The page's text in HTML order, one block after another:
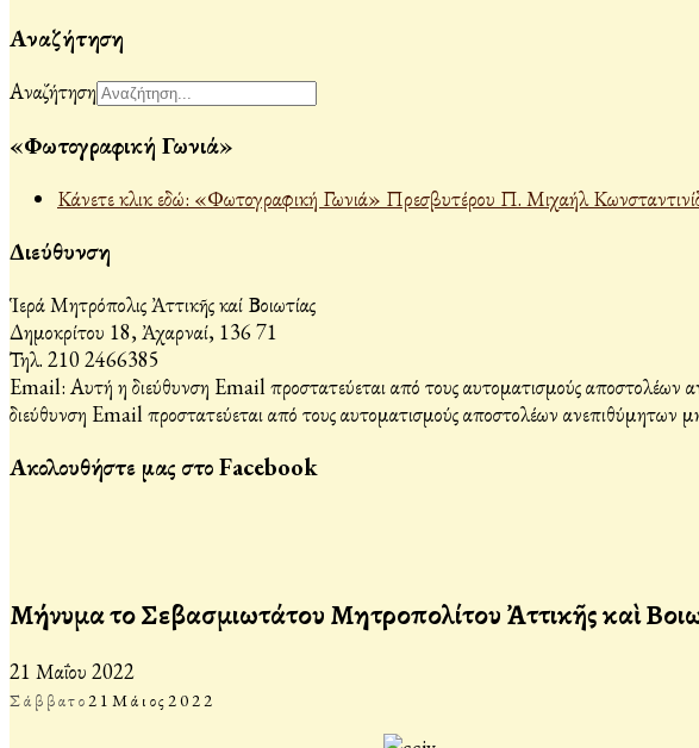
Αναζήτηση
Αναζήτηση
«Φωτογραφική Γωνιά»
Κάνετε κλικ εδώ: «Φωτογραφική Γωνιά» Πρεσβυτέρου Π. Μιχαήλ
Διεύθυνση
Ἱερά Μητρόπολις Ἀττικῆς καί Βοιωτίας
Δημοκρίτου 18, Ἀχαρναί, 136 71
Τηλ. 210 2466385
Email: Αυτή η διεύθυνση Email προστατεύεται από τους αυτοματισμούς αποστολέων
διεύθυνση Email προστατεύεται από τους αυτοματισμούς αποστολέων ανεπιθύμητων
Ακολουθήστε μας στο Facebook
Μήνυμα τοῦ Σεβασμιωτάτου Μητροπολίτου Ἀττικῆς καὶ
21 Μαΐου 2022
Σάββατο21 Μάιος2022